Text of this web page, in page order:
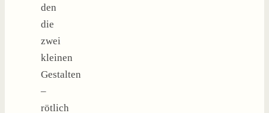
den
die
zwei
kleinen
Gestalten
–
rötlich